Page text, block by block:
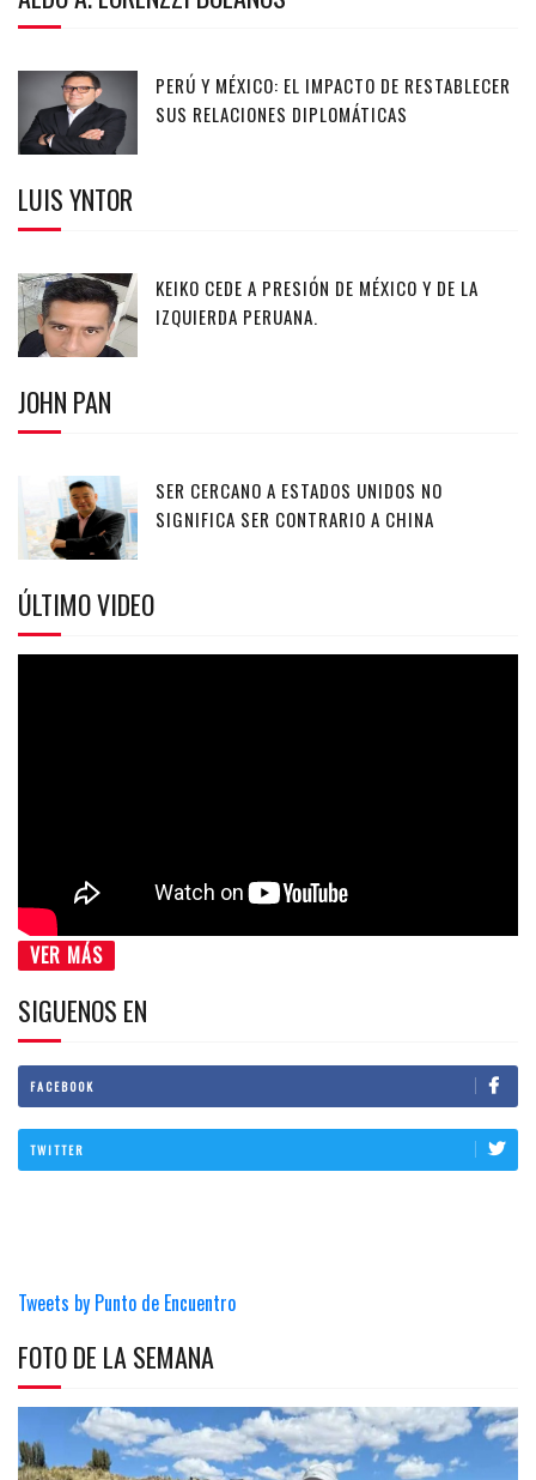
PERÚ Y MÉXICO: EL IMPACTO DE RESTABLECER
SUS RELACIONES DIPLOMÁTICAS
LUIS YNTOR
KEIKO CEDE A PRESIÓN DE MÉXICO Y DE LA
IZQUIERDA PERUANA.
JOHN PAN
SER CERCANO A ESTADOS UNIDOS NO
SIGNIFICA SER CONTRARIO A CHINA
ÚLTIMO VIDEO
VER MÁS
SIGUENOS EN
FACEBOOK
TWITTER
Tweets by Punto de Encuentro
FOTO DE LA SEMANA